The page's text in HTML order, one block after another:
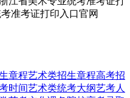
准考证打印入口官网
章程艺术类招生章程高考招
时间艺术类统考大纲艺考人